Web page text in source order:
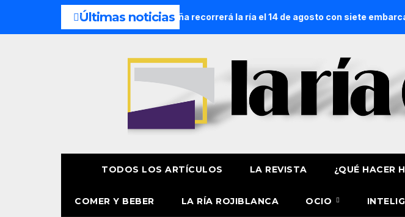
Últimas noticias
Náutica de la Amatxu de Begoña recorrerá la ría el 14 de agosto con siete
TODOS LOS ARTÍCULOS LA REVISTA ¿QUÉ HACER
COMER Y BEBER LA RÍA ROJIBLANCA OCIO